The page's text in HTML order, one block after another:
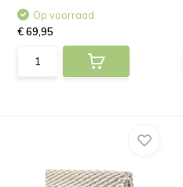
Op voorraad
€ 69,95